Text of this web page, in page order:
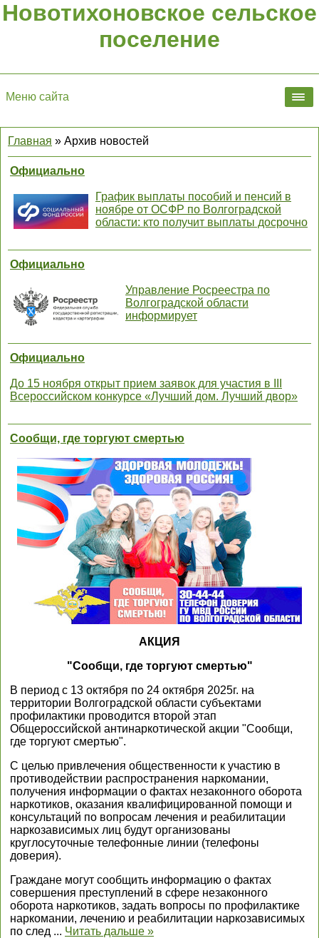
Новотихоновское сельское
поселение
Меню сайта
Главная » Архив новостей
Официально
График выплаты пособий и пенсий в
ноябре от ОСФР по Волгоградской
области: кто получит выплаты досрочно
Официально
Управление Росреестра по
Волгоградской области
информирует
Официально
До 15 ноября открыт прием заявок для участия в III
Всероссийском конкурсе «Лучший дом. Лучший двор»
Сообщи, где торгуют смертью
АКЦИЯ
"Сообщи, где торгуют смертью"
В период с 13 октября по 24 октября 2025г. на
территории Волгоградской области субъектами
профилактики проводится второй этап
Общероссийской антинаркотической акции "Сообщи,
где торгуют смертью".
С целью привлечения общественности к участию в
противодействии распространения наркомании,
получения информации о фактах незаконного оборота
наркотиков, оказания квалифицированной помощи и
консультаций по вопросам лечения и реабилитации
наркозависимых лиц будут организованы
круглосуточные телефонные линии (телефоны
доверия).
Граждане могут сообщить информацию о фактах
совершения преступлений в сфере незаконного
оборота наркотиков, задать вопросы по профилактике
наркомании, лечению и реабилитации наркозависимых
по след ... Читать дальше »